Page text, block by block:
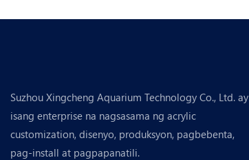
Suzhou Xingcheng Aquarium Technology Co., Ltd. ay
isang enterprise na nagsasama ng acrylic
customization, disenyo, produksyon, pagbebenta,
pag-install at pagpapanatili.